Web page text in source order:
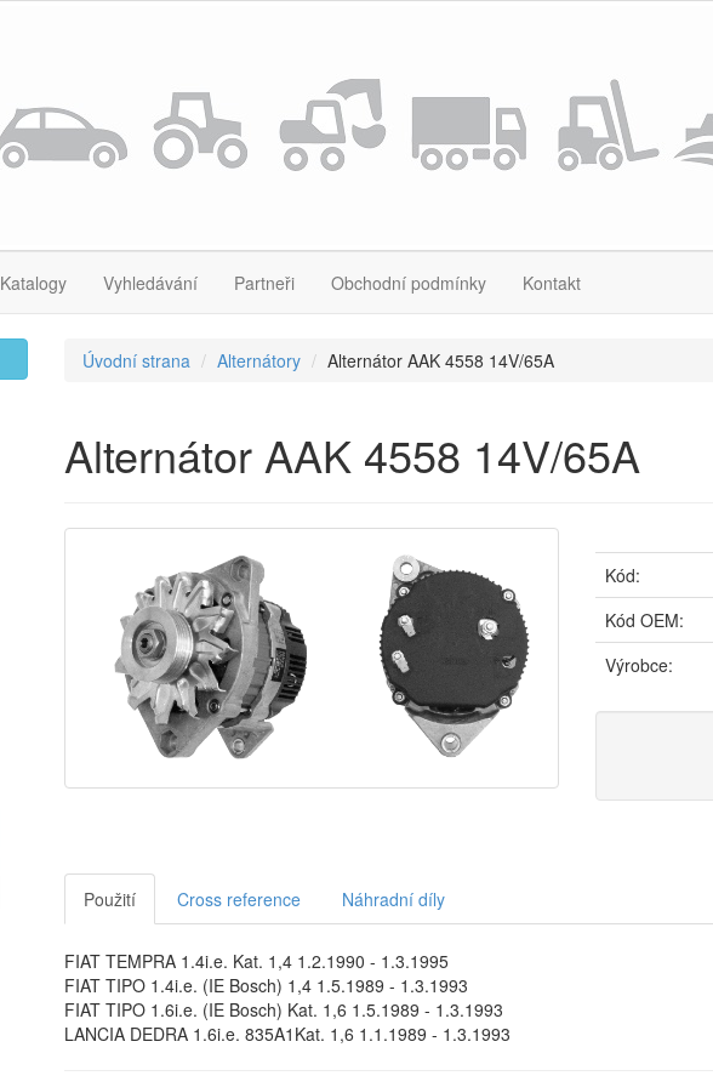
Katalogy Vyhledávání Partneři Obchodní podmínky Kontakt
Úvodní strana Alternátory Alternátor AAK 4558 14V/65A
Alternátor AAK 4558 14V/65A
Kód:
Kód OEM:
Výrobce:
Použití Cross reference Náhradní díly
FIAT TEMPRA 1.4i.e. Kat. 1,4 1.2.1990 - 1.3.1995
FIAT TIPO 1.4i.e. (IE Bosch) 1,4 1.5.1989 - 1.3.1993
FIAT TIPO 1.6i.e. (IE Bosch) Kat. 1,6 1.5.1989 - 1.3.1993
LANCIA DEDRA 1.6i.e. 835A1Kat. 1,6 1.1.1989 - 1.3.1993